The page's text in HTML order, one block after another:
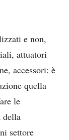
e non,
attuatori
accessori: è
quella
le
della
settore